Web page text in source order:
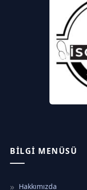
BILGI MENÜSÜ
Hakkımızda